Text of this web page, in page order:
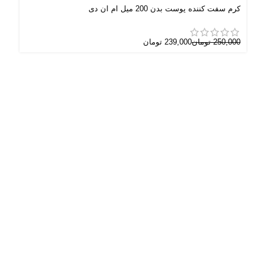
کرم سفت کننده پوست بدن 200 میل ام ان دی
250,000 تومان239,000 تومان